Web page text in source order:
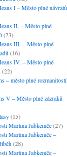
I – Město plné návratů
II. – Město plné
(23)
III. – Město plné
(16)
IV. – Město plné
(22)
– město plné rozmanitostí
V – Město plné zázraků
(15)
Martina Jabkeniče(27)
Martina Jabkeniče –
(28)
Martina Jabkeniče –